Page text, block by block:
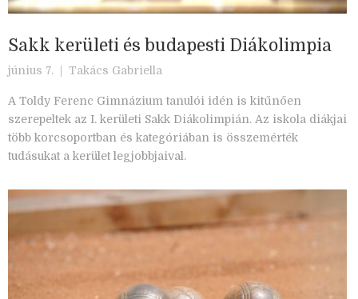
Sakk kerületi és budapesti Diákolimpia
június 7. | Takács Gabriella
A Toldy Ferenc Gimnázium tanulói idén is kitűnően
szerepeltek az I. kerületi Sakk Diákolimpián. Az iskola diákjai
több korcsoportban és kategóriában is összemérték
tudásukat a kerület legjobbjaival.